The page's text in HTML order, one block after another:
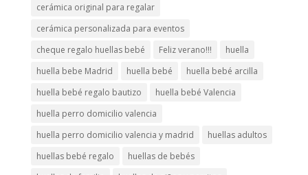
cerámica original para regalar
cerámica personalizada para eventos
cheque regalo huellas bebé
Feliz verano!!!
huella
huella bebe Madrid
huella bebé
huella bebé arcilla
huella bebé regalo bautizo
huella bebé Valencia
huella perro domicilio valencia
huella perro domicilio valencia y madrid
huellas adultos
huellas bebé regalo
huellas de bebés